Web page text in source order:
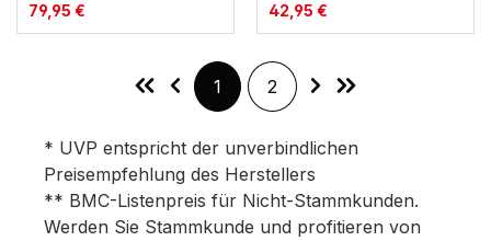
79,95 € 42,95 €
Seite
1 Seite
2
* UVP entspricht der unverbindlichen
Preisempfehlung des Herstellers
** BMC-Listenpreis für Nicht-Stammkunden.
Werden Sie Stammkunde und profitieren von